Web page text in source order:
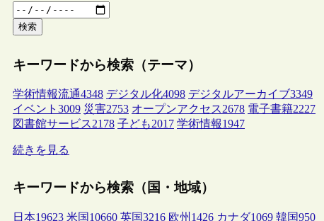
検索
キーワードから検索（テーマ）
学術情報流通4348 デジタル化4098 デジタルアーカイブ3349
イベント 3009 災害2753 オープンアクセス2678 電子書籍2227
図書館サービス2178 子ども2017 学術情報1947
続きを見る
キーワードから検索（国・地域）
日本19623 米国 10660 英国3216 欧州 1426 カナダ1069 韓国950